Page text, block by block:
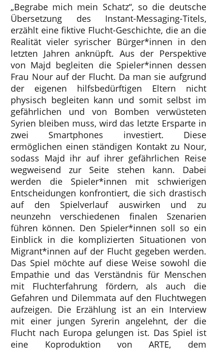
„Begrabe mich mein Schatz“, so die deutsche
Übersetzung des Instant-Messaging-Titels,
erzählt eine fiktive Flucht-Geschichte, die an die
Realität vieler syrischer Bürger*innen in den
letzten Jahren anknüpft. Aus der Perspektive
von Majd begleiten die Spieler*innen dessen
Frau Nour auf der Flucht. Da man sie aufgrund
der eigenen hilfsbedürftigen Eltern nicht
physisch begleiten kann und somit selbst im
gefährlichen und von Bomben verwüsteten
Syrien bleiben muss, wird das letzte Ersparte in
zwei Smartphones investiert. Diese
ermöglichen einen ständigen Kontakt zu Nour,
sodass Majd ihr auf ihrer gefährlichen Reise
wegweisend zur Seite stehen kann. Dabei
werden die Spieler*innen mit schwierigen
Entscheidungen konfrontiert, die sich drastisch
auf den Spielverlauf auswirken und zu
neunzehn verschiedenen finalen Szenarien
führen können. Den Spieler*innen soll so ein
Einblick in die komplizierten Situationen von
Migrant*innen auf der Flucht gegeben werden.
Das Spiel möchte auf diese Weise sowohl die
Empathie und das Verständnis für Menschen
mit Fluchterfahrung fördern, als auch die
Gefahren und Dilemmata auf den Fluchtwegen
aufzeigen. Die Erzählung ist an ein Interview
mit einer jungen Syrerin angelehnt, der die
Flucht nach Europa gelungen ist. Das Spiel ist
eine Koproduktion von ARTE, dem